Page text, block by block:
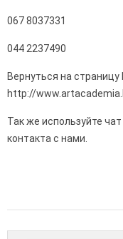
067 8037331
044 2237490
Вернуться на
http://
Так же используйте
контакта с нами.